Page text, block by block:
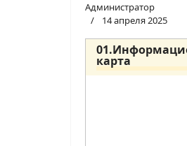
Администратор
14 апреля 2025
карта